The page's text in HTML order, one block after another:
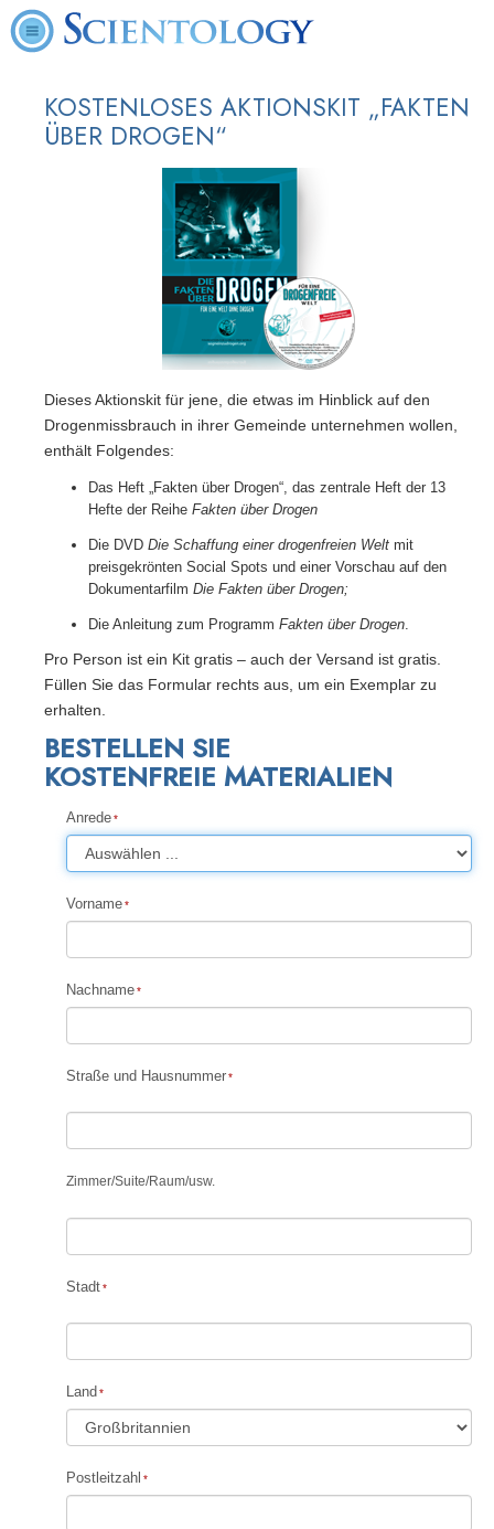
KOSTENLOSES AKTIONSKIT „FAKTEN
ÜBER DROGEN“
Dieses Aktionskit für jene, die etwas im Hinblick auf den
Drogenmissbrauch in ihrer Gemeinde unternehmen wollen,
enthält Folgendes:
Das Heft „Fakten über Drogen“, das zentrale Heft der 13
Hefte der Reihe Fakten über Drogen
Die DVD Die Schaffung einer drogenfreien Welt mit
preisgekrönten Social Spots und einer Vorschau auf den
Dokumentarfilm Die Fakten über Drogen;
Die Anleitung zum Programm Fakten über Drogen.
Pro Person ist ein Kit gratis – auch der Versand ist gratis.
Füllen Sie das Formular rechts aus, um ein Exemplar zu
erhalten.
BESTELLEN SIE
KOSTENFREIE MATERIALIEN
Anrede
Vorname
Nachname
Straße und Hausnummer
Zimmer/Suite/Raum/usw.
Stadt
Land
Postleitzahl